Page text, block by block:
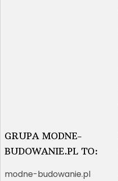
GRUPA MODNE-
BUDOWANIE.PL TO:
modne-budowanie.pl